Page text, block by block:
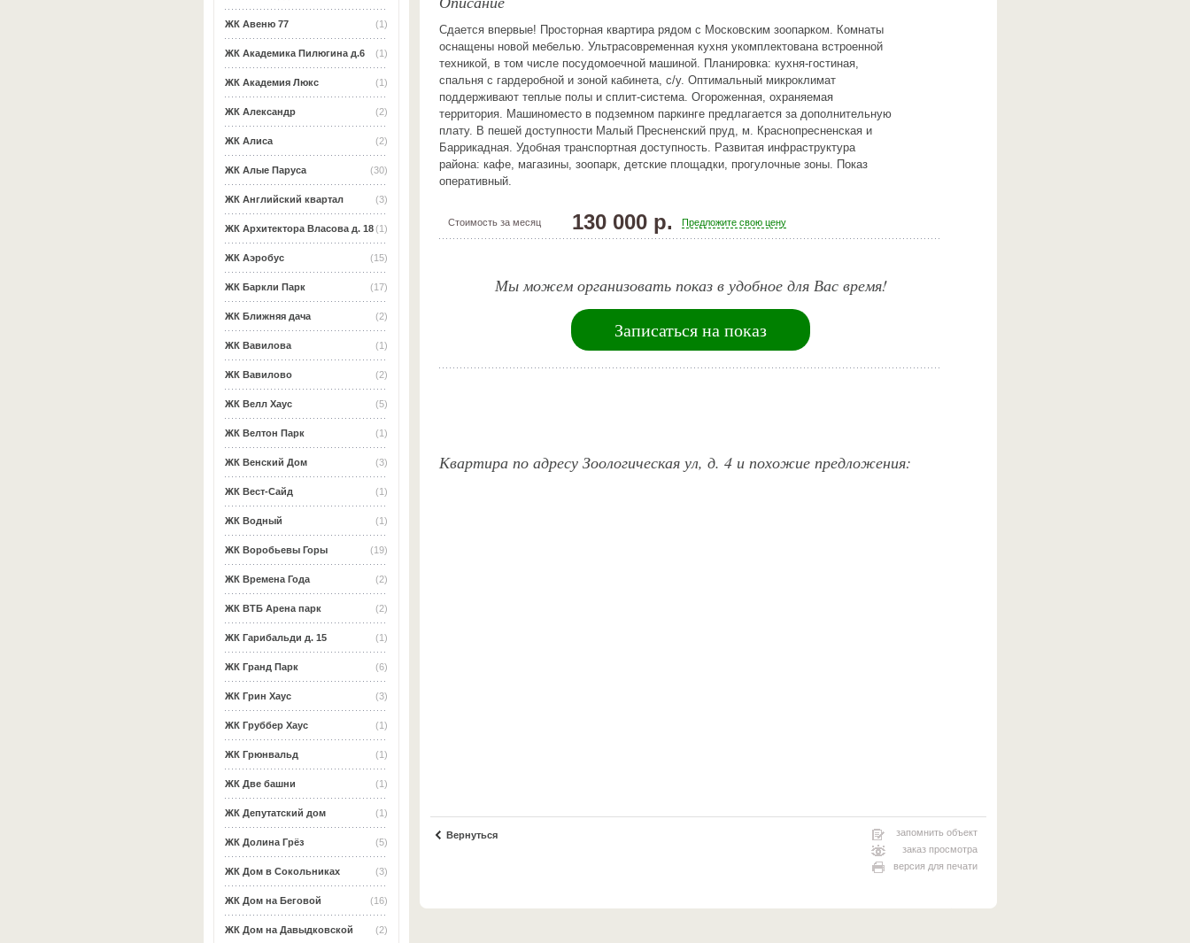
(1)
ЖК Авеню 77
(1)
ЖК Академика Пилюгина д.6
(1)
ЖК Академия Люкс
(2)
ЖК Александр
(2)
ЖК Алиса
(30)
ЖК Алые Паруса
(3)
ЖК Английский квартал
(1)
ЖК Архитектора Власова д. 18
(15)
ЖК Аэробус
(17)
ЖК Баркли Парк
(2)
ЖК Ближняя дача
(1)
ЖК Вавилова
(2)
ЖК Вавилово
(5)
ЖК Велл Хаус
(1)
ЖК Велтон Парк
(3)
ЖК Венский Дом
(1)
ЖК Вест-Сайд
(1)
ЖК Водный
(19)
ЖК Воробьевы Горы
(2)
ЖК Времена Года
(2)
ЖК ВТБ Арена парк
(1)
ЖК Гарибальди д. 15
(6)
ЖК Гранд Парк
(3)
ЖК Грин Хаус
(1)
ЖК Груббер Хаус
(1)
ЖК Грюнвальд
(1)
ЖК Две башни
(1)
ЖК Депутатский дом
(5)
ЖК Долина Грёз
(3)
ЖК Дом в Сокольниках
(16)
ЖК Дом на Беговой
(2)
ЖК Дом на Давыдковской
Сдается впервые! Просторная квартира рядом с Московским зоопарком. Комнаты
оснащены новой мебелью. Ультрасовременная кухня укомплектована встроенной
техникой, в том числе посудомоечной машиной. Планировка: кухня-гостиная,
спальня с гардеробной и зоной кабинета, с/у. Оптимальный микроклимат
поддерживают теплые полы и сплит-система. Огороженная, охраняемая
территория. Машиноместо в подземном паркинге предлагается за дополнительную
плату. В пешей доступности Малый Пресненский пруд, м. Краснопресненская и
Баррикадная. Удобная транспортная доступность. Развитая инфраструктура
района: кафе, магазины, зоопарк, детские площадки, прогулочные зоны. Показ
оперативный.
Стоимость за месяц 130 000 р. Предложите свою цену
Мы можем организовать показ в удобное для Вас время!
Записаться на показ
Квартира по адресу Зоологическая ул, д. 4 и похожие предложения:
Вернуться
запомнить объект
заказ просмотра
версия для печати